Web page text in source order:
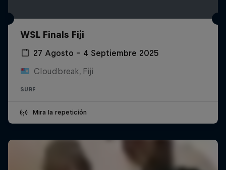
WSL Finals Fiji
27 Agosto – 4 Septiembre 2025
Cloudbreak, Fiji
SURF
Mira la repetición